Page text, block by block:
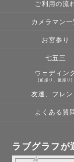
ご利用の流
カメラマン一
お宮参り
七五三
ウェディン
(前撮り、後撮り)
友達、フレン
よくある質
ラブグラフが